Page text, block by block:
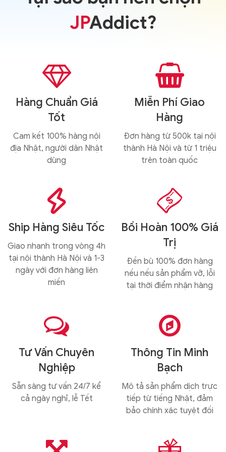
JPAddict?

Hàng Chuẩn Giá
Tốt
Cam kết 100% hàng nội
địa Nhật, người dân Nhật
dùng

Miễn Phí Giao
Hàng
Đơn hàng từ 500k tại nội
thành Hà Nội và từ 1 triệu
trên toàn quốc

Ship Hàng Siêu Tốc
Giao nhanh trong vòng 4h
tại nội thành Hà Nội và 1-3
ngày với đơn hàng liên
miền

Bồi Hoàn 100% Giá
Trị
Đền bù 100% đơn hàng
nếu nếu sản phẩm vỡ, lỗi
tại thời điểm nhận hàng

Tư Vấn Chuyên
Nghiệp
Sẵn sàng tư vấn 24/7 kể
cả ngày nghỉ, lễ Tết

Thông Tin Minh
Bạch
Mô tả sản phẩm dịch trực
tiếp từ tiếng Nhật, đảm
bảo chính xác tuyệt đối